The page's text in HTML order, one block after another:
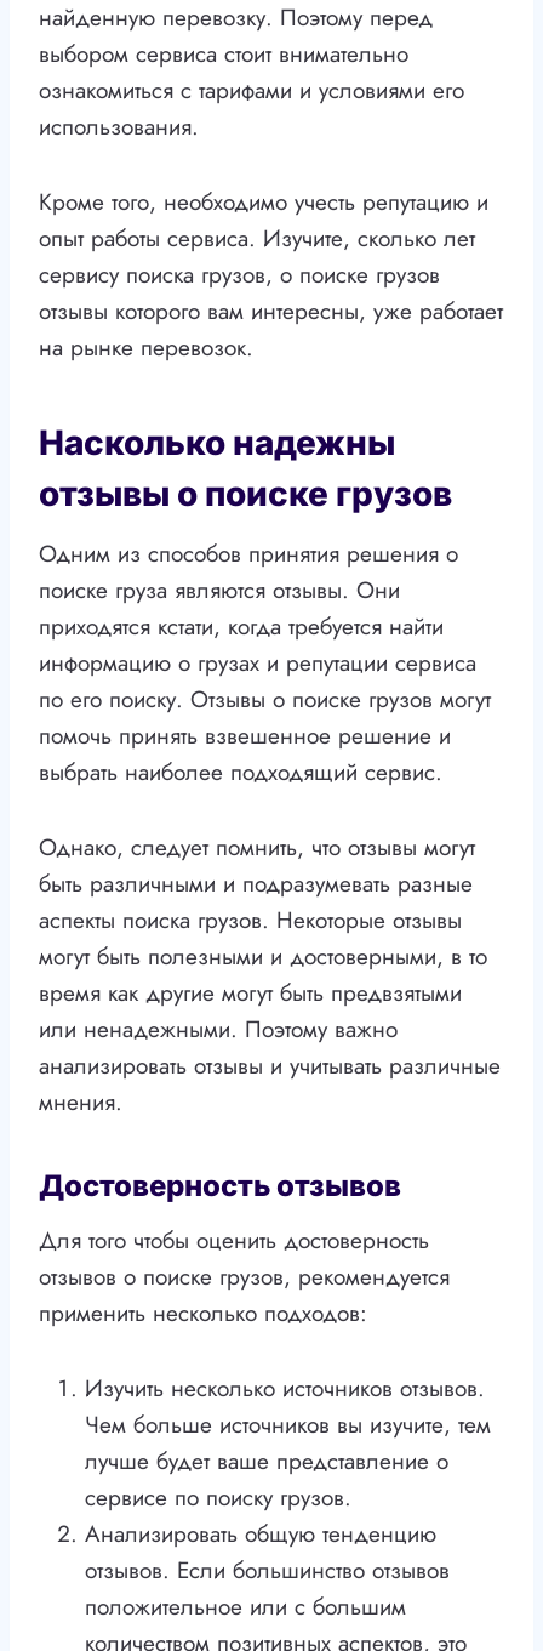
найденную перевозку. Поэтому перед
выбором сервиса стоит внимательно
ознакомиться с тарифами и условиями его
использования.
Кроме того, необходимо учесть репутацию и
опыт работы сервиса. Изучите, сколько лет
сервису поиска грузов, о поиске грузов
отзывы которого вам интересны, уже работает
на рынке перевозок.
Насколько надежны
отзывы о поиске грузов
Одним из способов принятия решения о
поиске груза являются отзывы. Они
приходятся кстати, когда требуется найти
информацию о грузах и репутации сервиса
по его поиску. Отзывы о поиске грузов могут
помочь принять взвешенное решение и
выбрать наиболее подходящий сервис.
Однако, следует помнить, что отзывы могут
быть различными и подразумевать разные
аспекты поиска грузов. Некоторые отзывы
могут быть полезными и достоверными, в то
время как другие могут быть предвзятыми
или ненадежными. Поэтому важно
анализировать отзывы и учитывать различные
мнения.
Достоверность отзывов
Для того чтобы оценить достоверность
отзывов о поиске грузов, рекомендуется
применить несколько подходов:
Изучить несколько источников отзывов.
Чем больше источников вы изучите, тем
лучше будет ваше представление о
сервисе по поиску грузов.
Анализировать общую тенденцию
отзывов. Если большинство отзывов
положительное или с большим
количеством позитивных аспектов, это